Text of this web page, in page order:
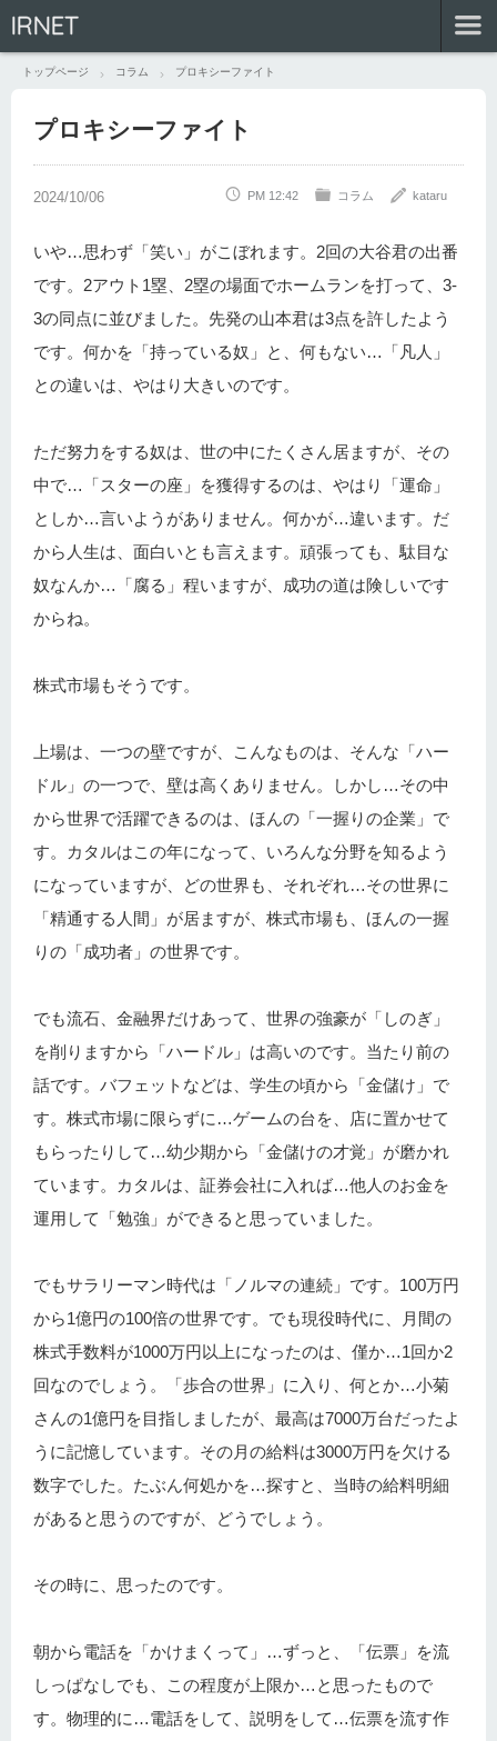
IRNET
トップページ コラム プロキシーファイト
プロキシーファイト
PM 12:42 コラム kataru
いや…思わず「笑い」がこぼれます。2回の大谷君の出番
です。2アウト1塁、2塁の場面でホームランを打って、3-
3の同点に並びました。先発の山本君は3点を許したよう
です。何かを「持っている奴」と、何もない…「凡人」
との違いは、やはり大きいのです。
ただ努力をする奴は、世の中にたくさん居ますが、その
中で…「スターの座」を獲得するのは、やはり「運命」
としか…言いようがありません。何かが…違います。だ
から人生は、面白いとも言えます。頑張っても、駄目な
奴なんか…「腐る」程いますが、成功の道は険しいです
からね。
株式市場もそうです。
上場は、一つの壁ですが、こんなものは、そんな「ハー
ドル」の一つで、壁は高くありません。しかし…その中
から世界で活躍できるのは、ほんの「一握りの企業」で
す。カタルはこの年になって、いろんな分野を知るよう
になっていますが、どの世界も、それぞれ…その世界に
「精通する人間」が居ますが、株式市場も、ほんの一握
りの「成功者」の世界です。
でも流石、金融界だけあって、世界の強豪が「しのぎ」
を削りますから「ハードル」は高いのです。当たり前の
話です。バフェットなどは、学生の頃から「金儲け」で
す。株式市場に限らずに…ゲームの台を、店に置かせて
もらったりして…幼少期から「金儲けの才覚」が磨かれ
ています。カタルは、証券会社に入れば…他人のお金を
運用して「勉強」ができると思っていました。
でもサラリーマン時代は「ノルマの連続」です。100万円
から1億円の100倍の世界です。でも現役時代に、月間の
株式手数料が1000万円以上になったのは、僅か…1回か2
回なのでしょう。「歩合の世界」に入り、何とか…小菊
さんの1億円を目指しましたが、最高は7000万台だったよ
うに記憶しています。その月の給料は3000万円を欠ける
数字でした。たぶん何処かを…探すと、当時の給料明細
があると思うのですが、どうでしょう。
その時に、思ったのです。
朝から電話を「かけまくって」…ずっと、「伝票」を流
しっぱなしでも、この程度が上限か…と思ったもので
す。物理的に…電話をして、説明をして…伝票を流す作